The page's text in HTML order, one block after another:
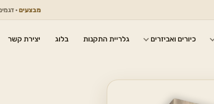
· דגמים נבחרים
כיורים ואביזרים גלריית התקנות בלוג יצירת קשר